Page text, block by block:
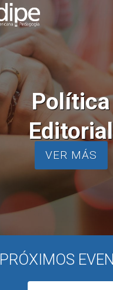
Política
Editorial
VER MÁS
PRÓXIMOS